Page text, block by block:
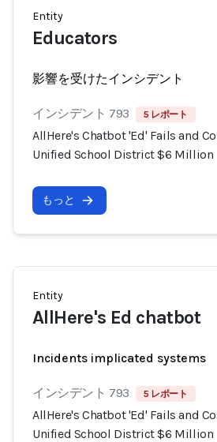
Entity
Educators
影響を受けたインシデント
インシデント 793 5 レポート
AllHere's Chatbot 'Ed' Fails and
Unified School District $6 Million
もっと
Entity
AllHere's Ed chatbot
Incidents implicated systems
インシデント 793 5 レポート
AllHere's Chatbot 'Ed' Fails and
Unified School District $6 Million